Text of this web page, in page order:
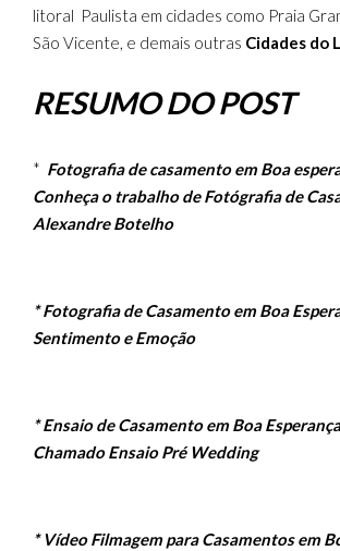
litoral Paulista em cidades como Praia
São Vicente, e demais outras Cidades do
RESUMO DO POST
* Fotografia de casamento em Boa
Conheça o trabalho de Fotógrafia de
Alexandre Botelho
* Fotografia de Casamento em Boa
Sentimento e Emoção
* Ensaio de Casamento em Boa
Chamado Ensaio Pré Wedding
* Vídeo Filmagem para Casamentos em